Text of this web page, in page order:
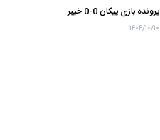
پرونده بازی پیکان 0-0 خیبر
۱۴۰۴/۱۰/۱۰